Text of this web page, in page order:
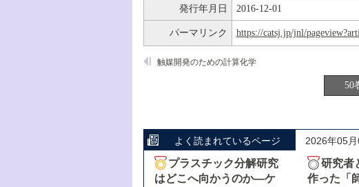
発行年月日 2016-12-01
パーマリンク https://catsj.jp/jnl/
触媒開発のための計算化学
50
よく読まれているページ 2026年05
プラスチック分解研究
はどこへ向かうのか―ケ
研究者
作った「